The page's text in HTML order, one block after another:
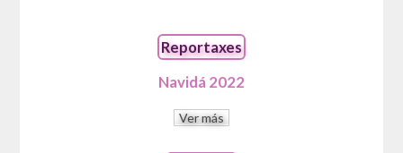
Reportaxes
Navidá 2022
Ver más